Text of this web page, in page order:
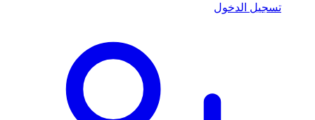
تسجيل الدخول